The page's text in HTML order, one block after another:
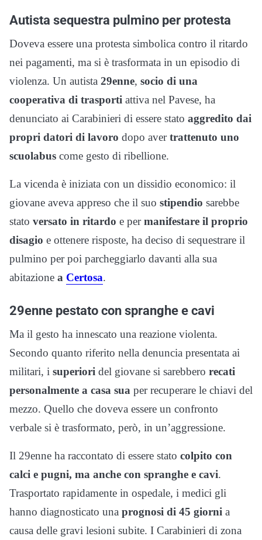
Autista sequestra pulmino per protesta
Doveva essere una protesta simbolica contro il ritardo
nei pagamenti, ma si è trasformata in un episodio di
violenza. Un autista 29enne, socio di una
cooperativa di trasporti attiva nel Pavese, ha
denunciato ai Carabinieri di essere stato aggredito dai
propri datori di lavoro dopo avertrattenuto uno
scuolabus come gesto di ribellione.
La vicenda è iniziata con un dissidio economico: il
giovane aveva appreso che il suo stipendio sarebbe
stato versato in ritardo e permanifestare il proprio
disagio e ottenere risposte, ha deciso di sequestrare il
pulmino per poi parcheggiarlo davanti alla sua
abitazione a Certosa.
29enne pestato con spranghe e cavi
Ma il gesto ha innescato una reazione violenta.
Secondo quanto riferito nella denuncia presentata ai
militari, i superiori del giovane si sarebbero recati
personalmente a casa sua per recuperare le chiavi del
mezzo. Quello che doveva essere un confronto
verbale si è trasformato, però, in un’aggressione.
Il 29enne ha raccontato di essere stato colpito con
calci e pugni, ma anche con spranghe e cavi.
Trasportato rapidamente in ospedale, i medici gli
hanno diagnosticato una prognosi di 45 giorni a
causa delle gravi lesioni subite. I Carabinieri di zona